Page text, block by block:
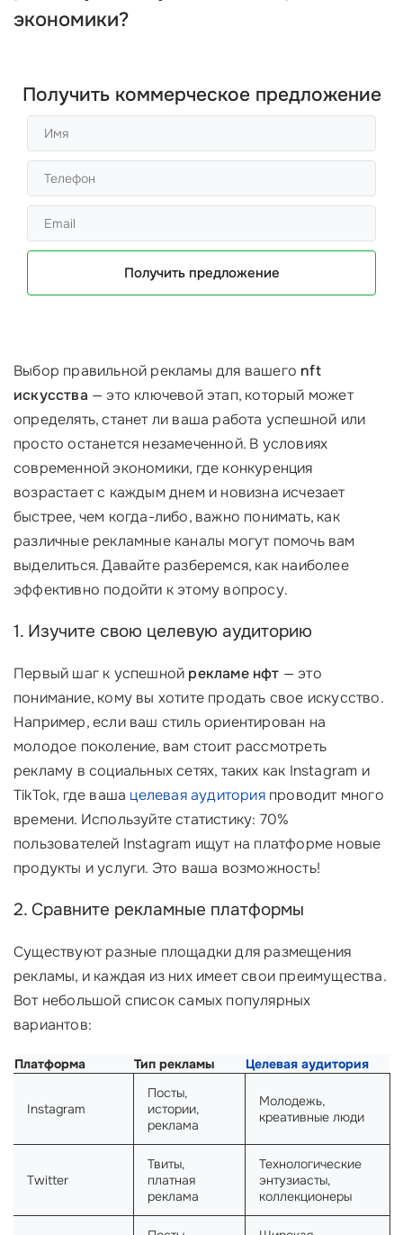
экономики?
Получить коммерческое предложение
Получить предложение
Выбор правильной рекламы для вашего nft
искусства — это ключевой этап, который может
определять, станет ли ваша работа успешной или
просто останется незамеченной. В условиях
современной экономики, где конкуренция
возрастает с каждым днем и новизна исчезает
быстрее, чем когда-либо, важно понимать, как
различные рекламные каналы могут помочь вам
выделиться. Давайте разберемся, как наиболее
эффективно подойти к этому вопросу.
1. Изучите свою целевую аудиторию
Первый шаг к успешной рекламе нфт — это
понимание, кому вы хотите продать свое искусство.
Например, если ваш стиль ориентирован на
молодое поколение, вам стоит рассмотреть
рекламу в социальных сетях, таких как Instagram и
TikTok, где ваша целевая аудиторияпроводит много
времени. Используйте статистику: 70%
пользователей Instagram ищут на платформе новые
продукты и услуги. Это ваша возможность!
2. Сравните рекламные платформы
Существуют разные площадки для размещения
рекламы, и каждая из них имеет свои преимущества.
Вот небольшой список самых популярных
вариантов:
Платформа Тип рекламы Целевая аудитория
Instagram
Посты,
истории,
реклама
Молодежь,
креативные люди
Twitter
Твиты,
платная
реклама
Технологические
энтузиасты,
коллекционеры